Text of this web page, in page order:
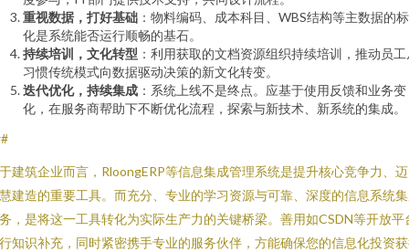
重视数据，打好基础 ：物料编码、成本科目、WBS结构等主数据的
化是系统能否运行顺畅的基石。
持续培训，文化转型 ：利用获取的文档资源组织持续培训，推动员
习惯传统模式向数据驱动决策的新文化转变。
迭代优化，持续集成 ：系统上线不是终点。应基于使用反馈和业务变
化，在服务商帮助下不断优化流程，探索与新技术、新系统的集成。
建筑企业而言，RloongERP等信息集成管理系统是提升核心竞争力、
建造的重要工具。而充分、专业的学习资源与可靠、深度的信息系统
，是将这一工具转化为实际生产力的关键桥梁。善用如CSDN等开放平
知识补充，同时紧密携手专业的服务伙伴，方能确保您的信息化投资